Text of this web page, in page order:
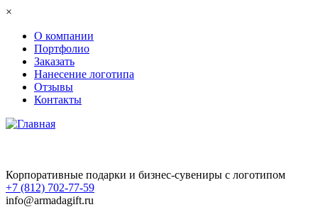
Перейти к основному содержанию
×
О компании
Портфолио
Заказать
Нанесение логотипа
Отзывы
Контакты
Корпоративные подарки и бизнес-сувениры с логотипом
+7 (812) 702-77-59
info@armadagift.ru